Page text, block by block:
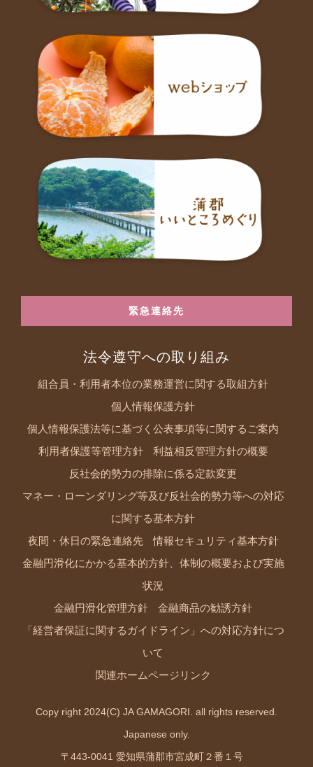
緊急連絡先
法令遵守への取り組み
組合員・利用者本位の業務運営に関する取組方針
個人情報保護方針
個人情報保護法等に基づく公表事項等に関するご案内
利用者保護等管理方針 利益相反管理方針の概要
反社会的勢力の排除に係る定款変更
マネー・ローンダリング等及び反社会的勢力等への対応
に関する基本方針
夜間・休日の緊急連絡先 情報セキュリティ基本方針
金融円滑化にかかる基本的方針、体制の概要および実施
状況
金融円滑化管理方針 金融商品の勧誘方針
「経営者保証に関するガイドライン」への対応方針につ
いて
関連ホームページリンク
Copy right 2024(C) JA GAMAGORI. all rights reserved.
Japanese only.
〒443-0041 愛知県蒲郡市宮成町２番１号